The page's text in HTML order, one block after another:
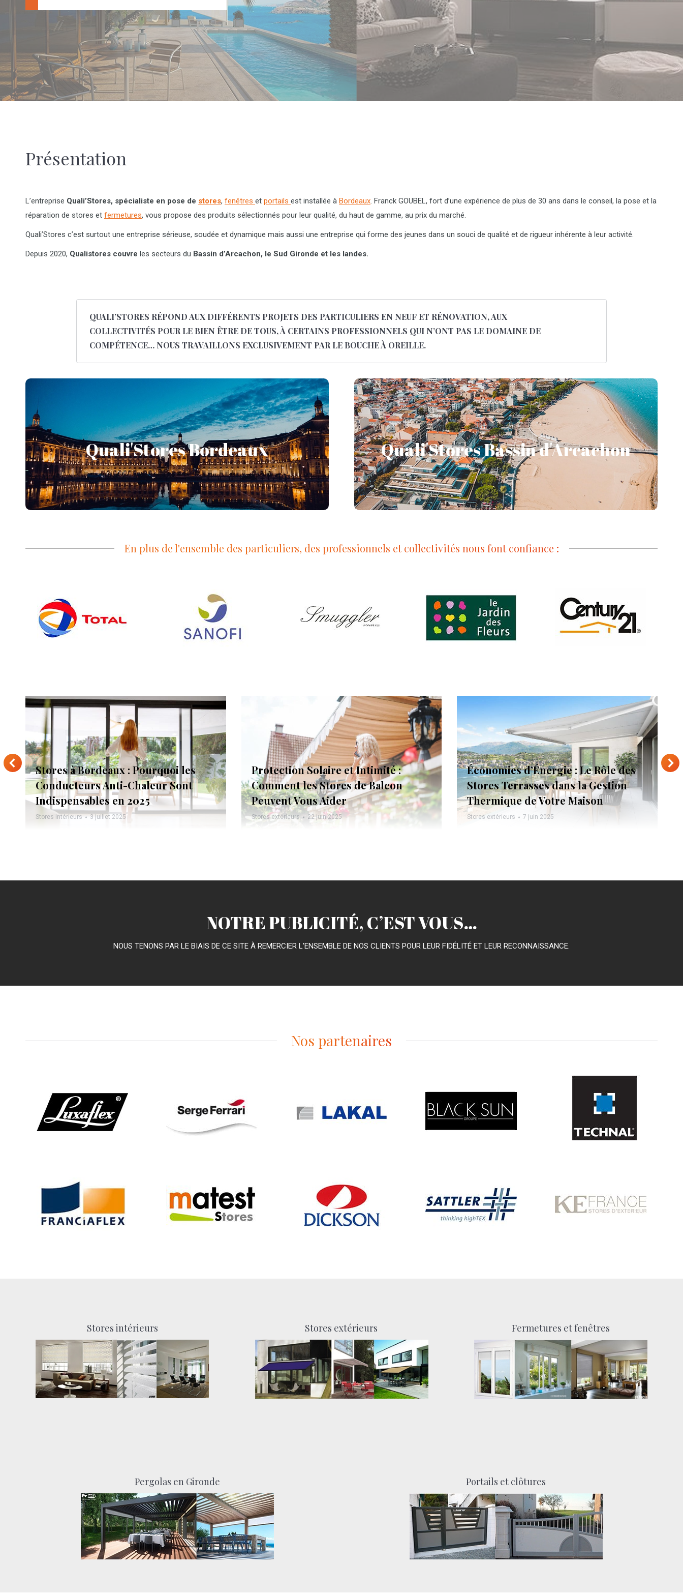
Présentation
L’entreprise Quali’Stores, spécialiste en pose de stores, fenêtres et portails est installée à Bordeaux. Franck GOUBEL, fort d’une expérience de plus de 30 ans dans le conseil, la pose et la
réparation de stores et fermetures, vous propose des produits sélectionnés pour leur qualité, du haut de gamme, au prix du marché.
Quali’Stores c’est surtout une entreprise sérieuse, soudée et dynamique mais aussi une entreprise qui forme des jeunes dans un souci de qualité et de rigueur inhérente à leur activité.
Depuis 2020, Qualistores couvre les secteurs du Bassin d’Arcachon, le Sud Gironde et les landes.
QUALI’STORES RÉPOND AUX DIFFÉRENTS PROJETS DES PARTICULIERS EN NEUF ET RÉNOVATION, AUX
COLLECTIVITÉS POUR LE BIEN ÊTRE DE TOUS, À CERTAINS PROFESSIONNELS QUI N’ONT PAS LE DOMAINE DE
COMPÉTENCE… NOUS TRAVAILLONS EXCLUSIVEMENT PAR LE BOUCHE À OREILLE.
Quali'Stores Bordeaux
Stores à Bordeaux
Spécialiste dans la pose de stores et fermetures à Bordeaux
Choisir ce magasin
Quali'Stores Bassin d'Arcachon
Stores à Arcachon
Spécialiste de la pose de stores sur le Bassin (Andernos, Cap Ferret, Sud Gironde,
Landes)
Choisir ce magasin
En plus de l'ensemble des particuliers, des professionnels et collectivités nous font confiance :
Stores à Bordeaux : Pourquoi les
Conducteurs Anti-Chaleur Sont
Indispensables en 2025
Stores intérieurs 3 juillet 2025
Protection Solaire et Intimité :
Comment les Stores de Balcon
Peuvent Vous Aider
Stores extérieurs 22 juin 2025
Économies d’Énergie : Le Rôle des
Stores Terrasses dans la Gestion
Thermique de Votre Maison
Stores extérieurs 7 juin 2025
NOTRE PUBLICITÉ, C’EST VOUS…
NOUS TENONS PAR LE BIAIS DE CE SITE À REMERCIER L’ENSEMBLE DE NOS CLIENTS POUR LEUR FIDÉLITÉ ET LEUR RECONNAISSANCE.
Nos partenaires
Stores intérieurs Stores extérieurs Fermetures et fenêtres
Pergolas en Gironde Portails et clôtures